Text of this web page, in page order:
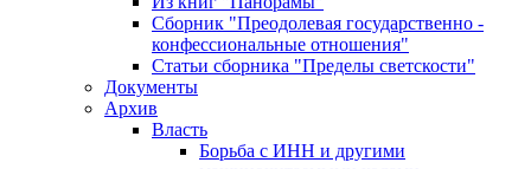
Сборник "Преодолевая государственно -
конфессиональные отношения"
Статьи сборника "Пределы светскости"
Документы
Архив
Власть
Борьба с ИНН и другими